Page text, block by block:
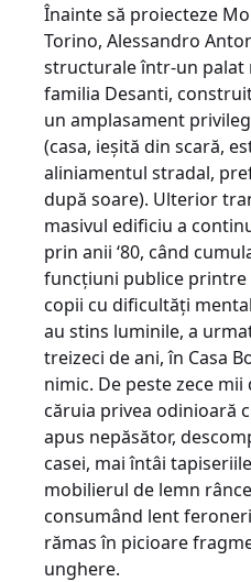
Înainte să proiecteze
Torino, Alessandro
structurale într-un palat
familia Desanti,
un amplasament
(casa, ieşită din scară,
aliniamentul stradal,
după soare). Ulterior
masivul edificiu a
prin anii ‘80, când
funcţiuni publice printre
copii cu dificultăţi
au stins luminile, a
treizeci de ani, în Casa
nimic. De peste zece
căruia privea odinioară
apus nepăsător,
casei, mai întâi
mobilierul de lemn
consumând lent
rămas în picioare
unghere.